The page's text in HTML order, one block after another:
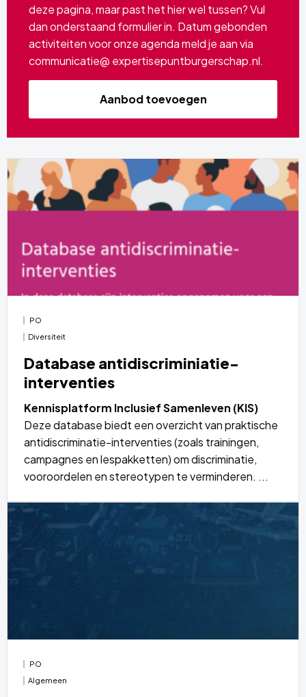
deze pagina, maar past het hier wel tussen? Vul
dan onderstaand formulier in. Datum gebonden
activiteiten voor onze agenda meld je aan via
communicatie@ expertisepuntburgerschap.nl.
Aanbod toevoegen
PO
Diversiteit
Database antidiscriminiatie-
interventies
Kennisplatform Inclusief Samenleven (KIS)
Deze database biedt een overzicht van praktische
antidiscriminatie-interventies (zoals trainingen,
campagnes en lespakketten) om discriminatie,
vooroordelen en stereotypen te verminderen. ...
Lees
PO
Algemeen